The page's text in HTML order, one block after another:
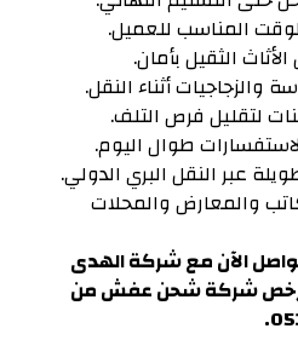
المناسب للعميل.
الثقيل بأمان.
أثناء النقل.
لتقليل فرص التلف.
طوال اليوم.
عبر النقل البري الدولي.
والمعارض والمحلات
الآن مع شركة الهدى
أرخص شركة شحن عفش من